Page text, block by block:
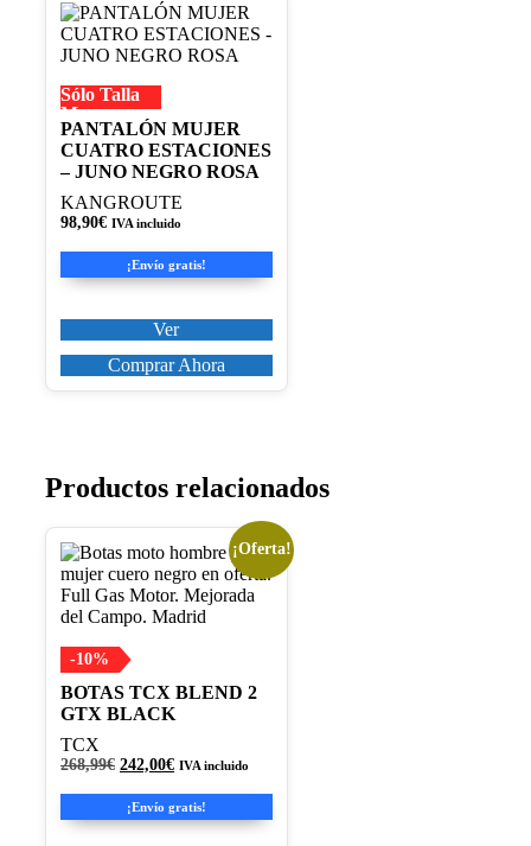
Sólo Talla
M
PANTALÓN MUJER
CUATRO ESTACIONES
– JUNO NEGRO ROSA
KANGROUTE
98,90€ IVA incluido
¡Envío gratis!
Ver
Este
producto
tiene
variantes.
Las
opciones
se
pueden
elegir
en
de
Comprar Ahora
Productos relacionados
¡Oferta!
-10%
BOTAS TCX BLEND 2
GTX BLACK
TCX
268,99€ El
original
era:
242,00€El
actual
es:
IVA incluido
¡Envío gratis!
Este
producto
tiene
múltiples
Las
opciones
se
pueden
elegir
en
de